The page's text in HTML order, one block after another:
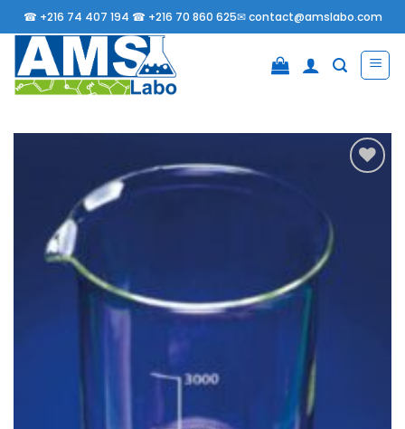
Passer
au
contenu
☎ +216 74 407 194 ☎ +216 70 860 625✉contact@amslabo.com
Ajouter